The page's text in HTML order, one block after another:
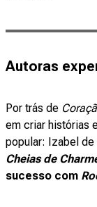
Autoras
Por trás de
em criar histórias
popular: Izabel de
Cheias de
sucesso com